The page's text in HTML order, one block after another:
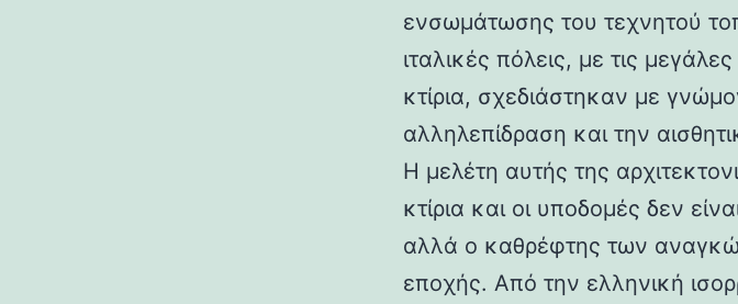
ενσωμάτωσης του τεχνητού
ιταλικές πόλεις, με τις
κτίρια, σχεδιάστηκαν με
αλληλεπίδραση και την
Η μελέτη αυτής της
κτίρια και οι υποδομές δεν
αλλά ο καθρέφτης των
εποχής. Από την ελληνική